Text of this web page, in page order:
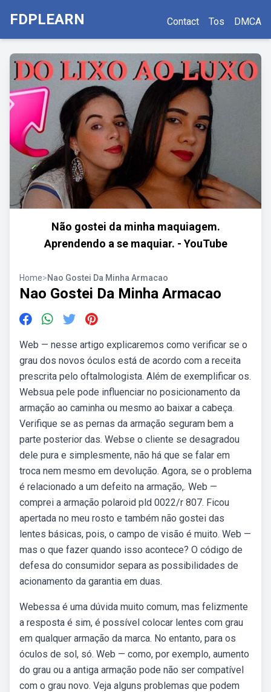
FDPLEARN Contact Tos DMCA
Não gostei da minha maquiagem.
Aprendendo a se maquiar. - YouTube
Home>Nao Gostei Da Minha Armacao
Nao Gostei Da Minha Armacao
Web — nesse artigo explicaremos como verificar se o
grau dos novos óculos está de acordo com a receita
prescrita pelo oftalmologista. Além de exemplificar os.
Websua pele pode influenciar no posicionamento da
armação ao caminha ou mesmo ao baixar a cabeça.
Verifique se as pernas da armação seguram bem a
parte posterior das. Webse o cliente se desagradou
dele pura e simplesmente, não há que se falar em
troca nem mesmo em devolução. Agora, se o problema
é relacionado a um defeito na armação,. Web —
comprei a armação polaroid pld 0022/r 807. Ficou
apertada no meu rosto e também não gostei das
lentes básicas, pois, o campo de visão é muito. Web —
mas o que fazer quando isso acontece? O código de
defesa do consumidor separa as possibilidades de
acionamento da garantia em duas.
Webessa é uma dúvida muito comum, mas felizmente
a resposta é sim, é possível colocar lentes com grau
em qualquer armação da marca. No entanto, para os
óculos de sol, só. Web — como, por exemplo, aumento
do grau ou a antiga armação pode não ser compatível
com o grau novo. Veja alguns problemas que podem